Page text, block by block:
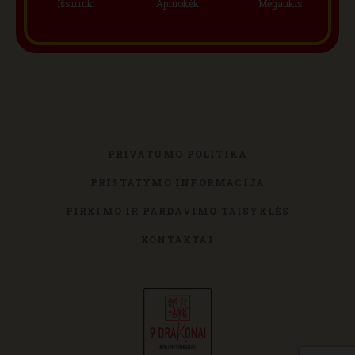
Išsirink Apmokėk Mėgaukis